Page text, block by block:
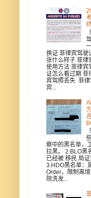
换证 菲律宾驾驶
张什么样子 菲律
使用方法 菲律宾
证怎么看过期 菲
宾驾照丢失 菲
宾...
察中的黑名单，
拉黑。 2.BLO黑
已经被 移民 局证
3.HDO黑名单：
Order，限制离
院洗发...